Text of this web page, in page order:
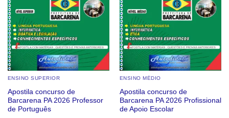
escolhidas
na
página
do
produto
escolhidas
na
página
do
produto
ENSINO SUPERIOR
Apostila concurso de
Barcarena PA 2026 Professor
de Português
ENSINO MÉDIO
Apostila concurso de
Barcarena PA 2026 Profissional
de Apoio Escolar